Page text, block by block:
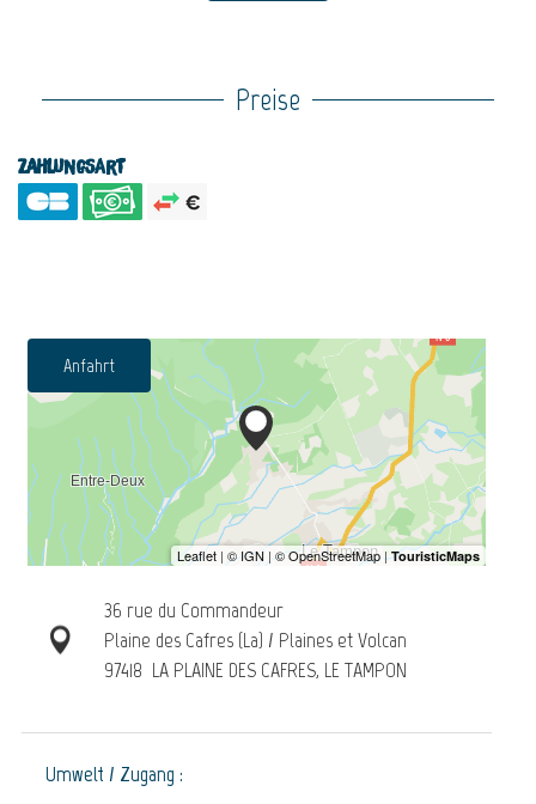
Preise
Zahlungsart
Anfahrt
36 rue du Commandeur
Plaine des Cafres (La) / Plaines et Volcan
97418 LA PLAINE DES CAFRES, LE TAMPON
Umwelt / Zugang :